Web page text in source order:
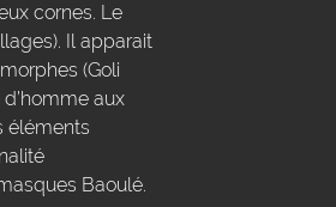
cornes. Le
Il apparait
(Goli
aux
éléments
Baoulé.